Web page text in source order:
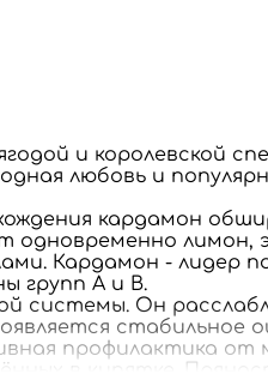
и королевской
любовь и
кардамон
лимон,
Кардамон - лидер
групп А и В.
системы. Он
стабильное
профилактика от